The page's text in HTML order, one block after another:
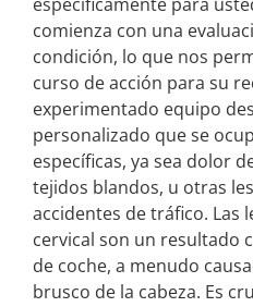
comienza con una
condición, lo que nos
curso de acción para su
experimentado equipo
personalizado que se
específicas, ya sea dolor
tejidos blandos, u otras
accidentes de tráfico. Las
cervical son un resultado
de coche, a menudo
brusco de la cabeza. Es